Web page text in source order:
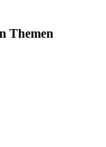
Themen